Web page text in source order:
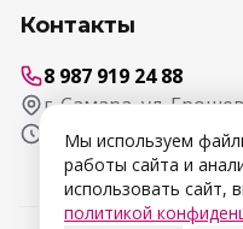
Контакты
8 987 919 24 88
г. Самара, ул.
Пн-Птн 9:00-18:00
Мы используем
работы сайта и
использовать сайт,
политикой